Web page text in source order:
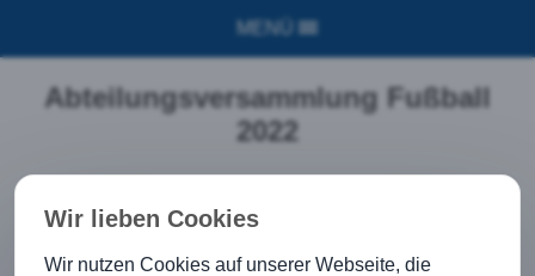
MENÜ
Abteilungsversammlung Fußball
2022
Wir lieben Cookies
Wir nutzen Cookies auf unserer Webseite, die